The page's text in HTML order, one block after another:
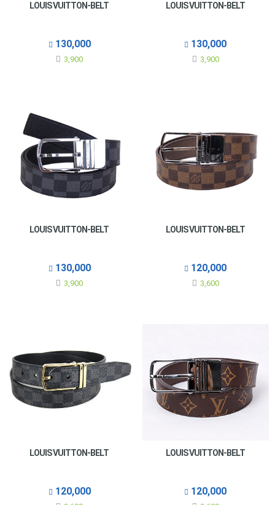
LOUIS VUITTON-BELT
130,000
3,900
LOUIS VUITTON-BELT
130,000
3,900
LOUIS VUITTON-BELT
130,000
3,900
LOUIS VUITTON-BELT
120,000
3,600
LOUIS VUITTON-BELT
120,000
LOUIS VUITTON-BELT
120,000